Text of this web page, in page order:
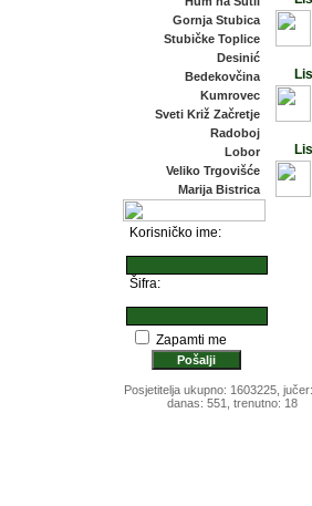
Gornja Stubica
Stubičke Toplice
Desinić
Bedekovčina
Kumrovec
Sveti Križ Začretje
Radoboj
Lobor
Veliko Trgovišće
Marija Bistrica
Korisničko ime:
Šifra:
Zapamti me
Posjetitelja ukupno: 1603225, jučer:
danas: 551, trenutno: 18